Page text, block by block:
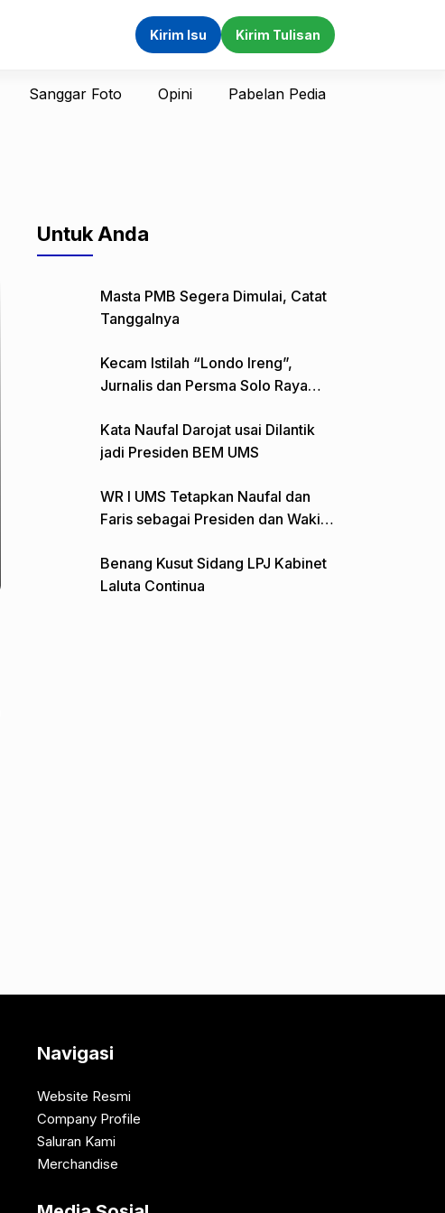
Kirim Isu Kirim Tulisan
Sanggar Foto Opini Pabelan Pedia
Untuk Anda
Masta PMB Segera Dimulai, Catat
Tanggalnya
Kecam Istilah “Londo Ireng”,
Jurnalis dan Persma Solo Raya
Kata Naufal Darojat usai Dilantik
jadi Presiden BEM UMS
WR I UMS Tetapkan Naufal dan
Faris sebagai Presiden dan Wakil
Benang Kusut Sidang LPJ Kabinet
Laluta Continua
Navigasi
Website Resmi
Company Profile
Saluran Kami
Merchandise